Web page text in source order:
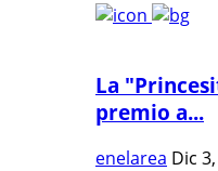
La
premio a...
enelarea Dic